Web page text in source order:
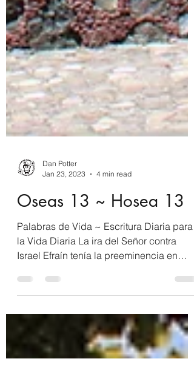
Dan Potter
Jan 23, 2023
4 min read
Oseas 13 ~ Hosea 13
la Vida Diaria La ira del Señor contra
Israel Efraín tenía la preeminencia en
Israel. Cuando él...